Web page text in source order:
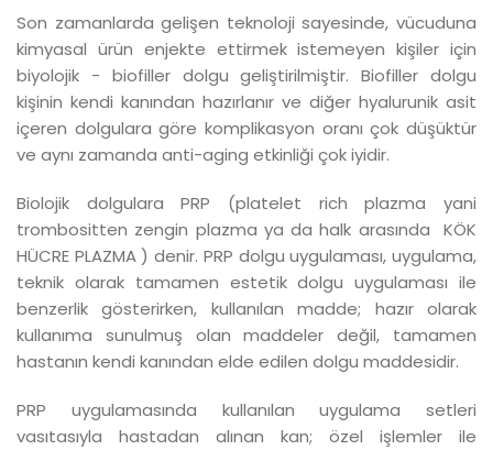
Son zamanlarda gelişen teknoloji sayesinde, vücuduna
kimyasal ürün enjekte ettirmek istemeyen kişiler için
biyolojik - biofiller dolgu geliştirilmiştir. Biofiller dolgu
kişinin kendi kanından hazırlanır ve diğer hyalurunik asit
içeren dolgulara göre komplikasyon oranı çok düşüktür
ve aynı zamanda anti-aging etkinliği çok iyidir.
Biolojik dolgulara PRP (platelet rich plazma yani
trombositten zengin plazma ya da halk arasında KÖK
HÜCRE PLAZMA ) denir. PRP dolgu uygulaması, uygulama,
teknik olarak tamamen estetik dolgu uygulaması ile
benzerlik gösterirken, kullanılan madde; hazır olarak
kullanıma sunulmuş olan maddeler değil, tamamen
hastanın kendi kanından elde edilen dolgu maddesidir.
PRP uygulamasında kullanılan uygulama setleri
vasıtasıyla hastadan alınan kan; özel işlemler ile